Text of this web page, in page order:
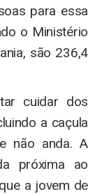
para essa
o Ministério
são 236,4
cuidar dos
a caçula
não anda. A
próxima ao
a jovem de